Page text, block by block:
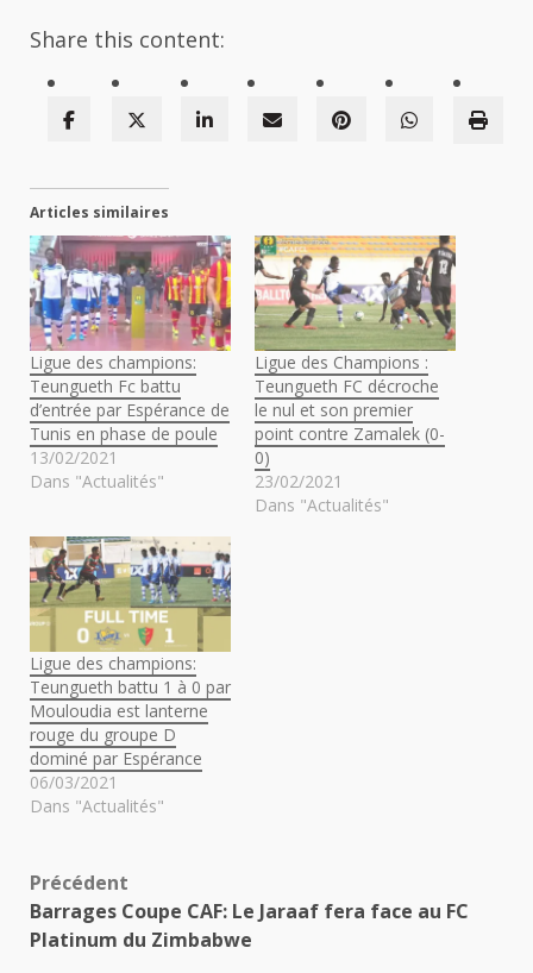
Share this content:
Articles similaires
Ligue des champions:
Teungueth Fc battu
d’entrée par Espérance de
Tunis en phase de poule
13/02/2021
Dans "Actualités"
Ligue des Champions :
Teungueth FC décroche
le nul et son premier
point contre Zamalek (0-
0)
23/02/2021
Dans "Actualités"
Ligue des champions:
Teungueth battu 1 à 0 par
Mouloudia est lanterne
rouge du groupe D
dominé par Espérance
06/03/2021
Dans "Actualités"
Navigation
d’article
Précédent
Barrages Coupe CAF: Le Jaraaf fera face au FC
Platinum du Zimbabwe